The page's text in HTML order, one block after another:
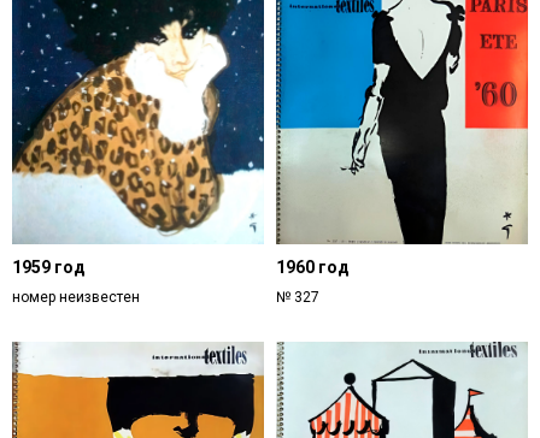
1959 год
номер неизвестен
1960 год
№ 327